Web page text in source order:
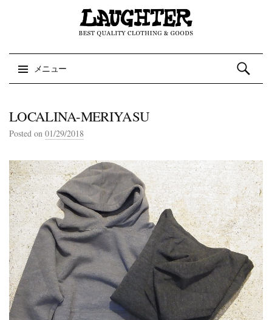
メニュー
検索:
LOCALINA-MERIYASU
Posted on 01/29/2018